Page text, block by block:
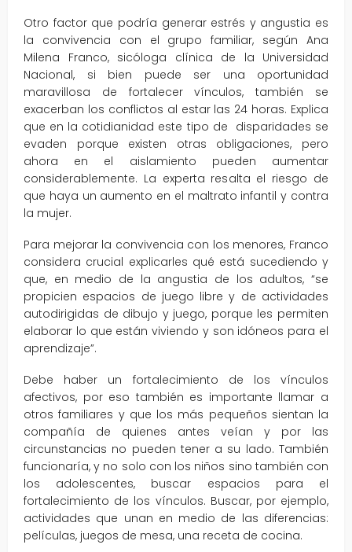
Otro factor que podría generar estrés y angustia es
la convivencia con el grupo familiar, según Ana
Milena Franco, sicóloga clínica de la Universidad
Nacional, si bien puede ser una oportunidad
maravillosa de fortalecer vínculos, también se
exacerban los conflictos al estar las 24 horas. Explica
que en la cotidianidad este tipo de disparidades se
evaden porque existen otras obligaciones, pero
ahora en el aislamiento pueden aumentar
considerablemente. La experta resalta el riesgo de
que haya un aumento en el maltrato infantil y contra
la mujer.
Para mejorar la convivencia con los menores, Franco
considera crucial explicarles qué está sucediendo y
que, en medio de la angustia de los adultos, “se
propicien espacios de juego libre y de actividades
autodirigidas de dibujo y juego, porque les permiten
elaborar lo que están viviendo y son idóneos para el
aprendizaje”.
Debe haber un fortalecimiento de los vínculos
afectivos, por eso también es importante llamar a
otros familiares y que los más pequeños sientan la
compañía de quienes antes veían y por las
circunstancias no pueden tener a su lado. También
funcionaría, y no solo con los niños sino también con
los adolescentes, buscar espacios para el
fortalecimiento de los vínculos. Buscar, por ejemplo,
actividades que unan en medio de las diferencias:
películas, juegos de mesa, una receta de cocina.